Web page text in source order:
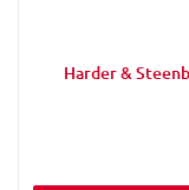
Harder &